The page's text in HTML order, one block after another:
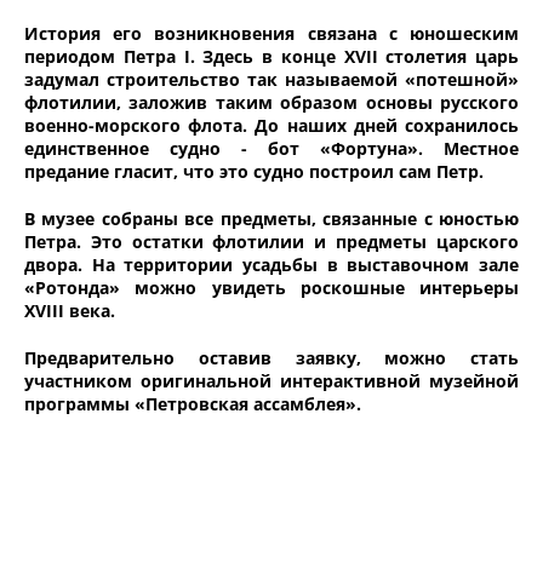
История его возникновения связана с юношеским
периодом Петра I. Здесь в конце ХVII столетия царь
задумал строительство так называемой «потешной»
флотилии, заложив таким образом основы русского
военно-морского флота. До наших дней сохранилось
единственное судно - бот «Фортуна». Местное
предание гласит, что это судно построил сам Петр.
В музее собраны все предметы, связанные с юностью
Петра. Это остатки флотилии и предметы царского
двора. На территории усадьбы в выставочном зале
«Ротонда» можно увидеть роскошные интерьеры
ХVIII века.
Предварительно оставив заявку, можно стать
участником оригинальной интерактивной музейной
программы «Петровская ассамблея».